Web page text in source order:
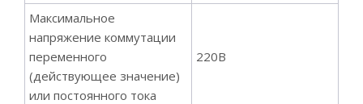
Максимальное
напряжение коммутации
переменного
(действующее значение)
или постоянного тока
220В